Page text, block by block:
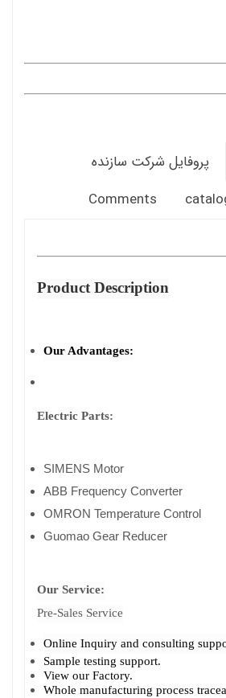
پروفایل شرکت سازنده
Comments
Product Description
Our Advantages:
Electric Parts:
SIMENS Motor
ABB Frequency Converter
OMRON Temperature Control
Guomao Gear Reducer
Our Service:
Pre-Sales Service
Online Inquiry and consulting
Sample testing support.
View our Factory.
Whole manufacturing process